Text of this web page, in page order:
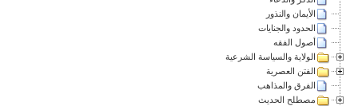
الأيمان والنذور
الحدود والجنايات
أصول الفقه
الولاية والسياسة الشرعية
الفتن العصرية
الفرق والمذاهب
مصطلح الحديث